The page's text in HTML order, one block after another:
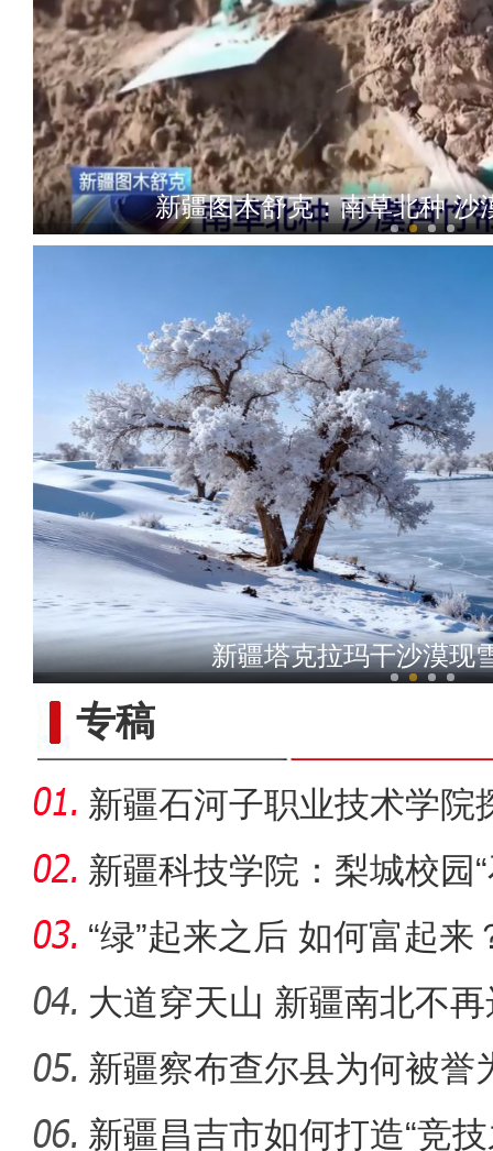
新疆图木舒克：南草北种 沙
新疆铁门关：迎数千只灰鹤
新疆4000亩沙漠盐
新疆塔克拉玛干沙漠现
专稿
新疆石河子职业技术学院
同体意
新疆科技学院：梨城校园
绘“同心
“绿”起来之后 如何富起来
大道穿天山 新疆南北不
新疆察布查尔县为何被誉
新疆昌吉市如何打造“竞